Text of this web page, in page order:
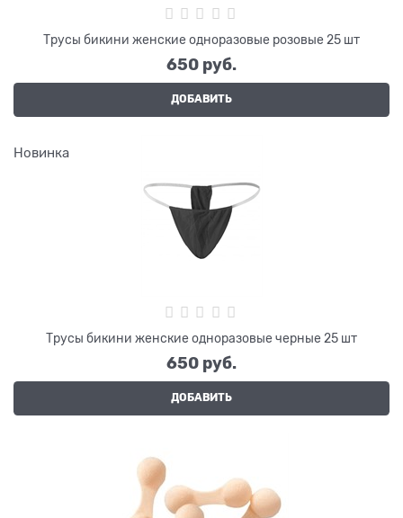
Трусы бикини женские одноразовые розовые 25 шт
650 руб.
ДОБАВИТЬ
Новинка
Трусы бикини женские одноразовые черные 25 шт
650 руб.
ДОБАВИТЬ